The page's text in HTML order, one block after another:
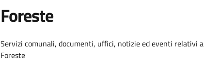
Foreste
Dettagli dell'argomento
Servizi comunali, documenti, uffici, notizie ed eventi relativi a
Foreste